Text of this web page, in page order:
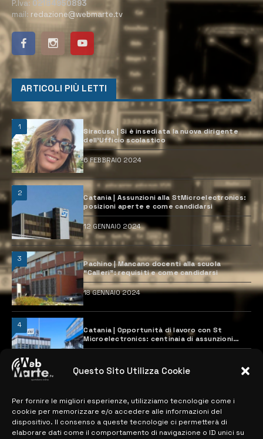
Questo Sito Utilizza Cookie
Per fornire le migliori esperienze, utilizziamo tecnologie come i
cookie per memorizzare e/o accedere alle informazioni del
dispositivo. Il consenso a queste tecnologie ci permetterà di
elaborare dati come il comportamento di navigazione o ID unici su
P.Iva: 02184950893
mail: redazione@webmarte.tv
ARTICOLI PIÙ LETTI
1
Siracusa | Si è insediata la nuova dirigente
dell’Ufficio scolastico
6 FEBBRAIO 2024
2
Catania | Assunzioni alla StMicroelectronics:
posizioni aperte e come candidarsi
12 GENNAIO 2024
3
Pachino | Mancano docenti alla scuola
“Calleri”: requisiti e come candidarsi
18 GENNAIO 2024
4
Catania | Opportunità di lavoro con St
Microelectronics: centinaia di assunzioni
previste
MAPPA DEL SITO
> NOTIZIE